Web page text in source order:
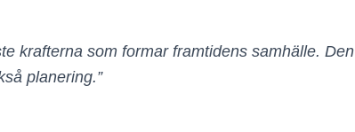
krafterna som formar framtidens samhälle. Den
planering.”